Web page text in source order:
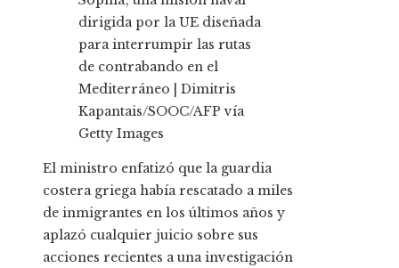
dirigida por la UE diseñada
para interrumpir las rutas
de contrabando en el
Mediterráneo | Dimitris
Kapantais/SOOC/AFP vía
Getty Images
El ministro enfatizó que la guardia
costera griega había rescatado a miles
de inmigrantes en los últimos años y
aplazó cualquier juicio sobre sus
acciones recientes a una investigación